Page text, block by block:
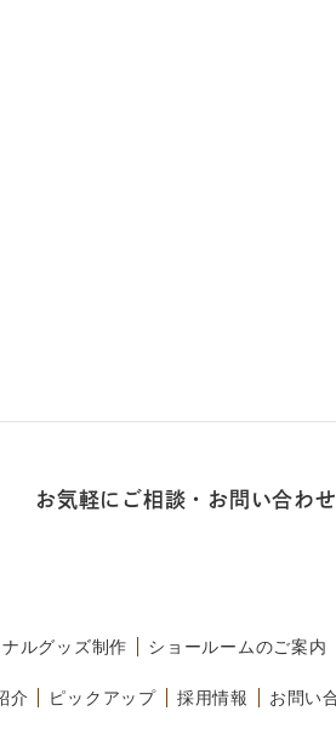
お気軽にご相談・お問い合わ
ルグッズ制作 ショールームのご案内
介 ピックアップ 採用情報 お問い